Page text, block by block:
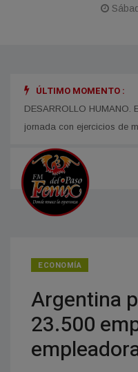
ÚLTIMO MOMENTO :
DESARROLLO HUMANO.
jornada con ejercicios de
ECONOMÍA
Argentina
23.500